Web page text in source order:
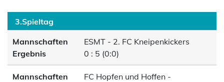
3.Spieltag
Mannschaften
ESMT - 2. FC Kneipenkickers
Ergebnis
0 : 5 (0:0)
Mannschaften
FC Hopfen und Hoffen -